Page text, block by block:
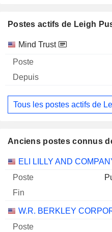
Postes actifs de Leigh
Sociétés Poste
Mind Trust
Tous les postes actifs de
Anciens postes connus
Sociétés Poste Fin
ELI LILLY AND
W.R. BERKLEY